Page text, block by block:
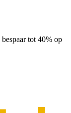
bespaar tot 40% op